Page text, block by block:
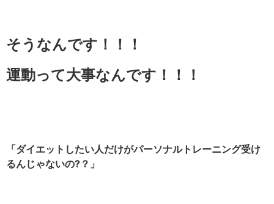
そうなんです！！！
運動って大事なんです！！！
「ダイエットしたい人だけがパーソナルトレーニング受け
るんじゃないの?？」